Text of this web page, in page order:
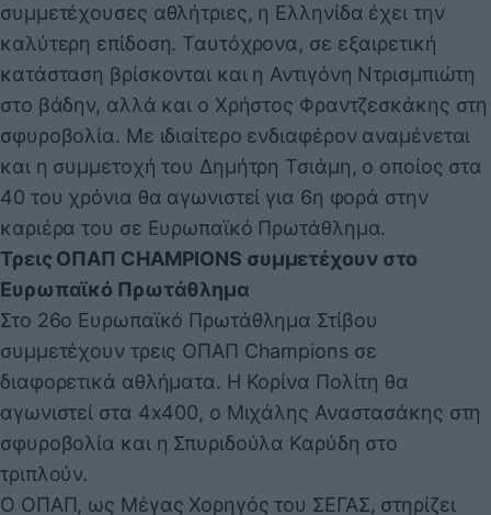
συμμετέχουσες αθλήτριες, η Ελληνίδα έχει την
καλύτερη επίδοση. Ταυτόχρονα, σε εξαιρετική
κατάσταση βρίσκονται και η Αντιγόνη Ντρισμπιώτη
στο βάδην, αλλά και ο Χρήστος Φραντζεσκάκης στη
σφυροβολία. Με ιδιαίτερο ενδιαφέρον αναμένεται
και η συμμετοχή του Δημήτρη Τσιάμη, ο οποίος στα
40 του χρόνια θα αγωνιστεί για 6η φορά στην
καριέρα του σε Ευρωπαϊκό Πρωτάθλημα.
Τρεις ΟΠΑΠ CHAMPIONS συμμετέχουν στο
Ευρωπαϊκό Πρωτάθλημα
Στο 26ο Ευρωπαϊκό Πρωτάθλημα Στίβου
συμμετέχουν τρεις ΟΠΑΠ Champions σε
διαφορετικά αθλήματα. Η Κορίνα Πολίτη θα
αγωνιστεί στα 4x400, ο Μιχάλης Αναστασάκης στη
σφυροβολία και η Σπυριδούλα Καρύδη στο
τριπλούν.
Ο ΟΠΑΠ, ως Μέγας Χορηγός του ΣΕΓΑΣ, στηρίζει